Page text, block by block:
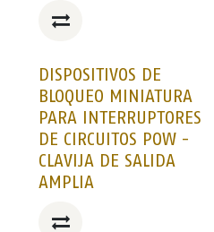
DISPOSITIVOS DE
BLOQUEO MINIATURA
PARA INTERRUPTORES
DE CIRCUITOS POW -
CLAVIJA DE SALIDA
AMPLIA